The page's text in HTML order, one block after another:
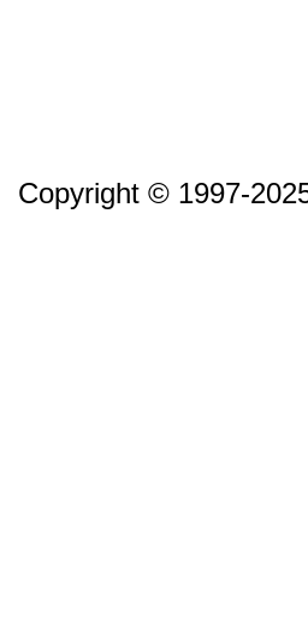
Copyright © 1997-